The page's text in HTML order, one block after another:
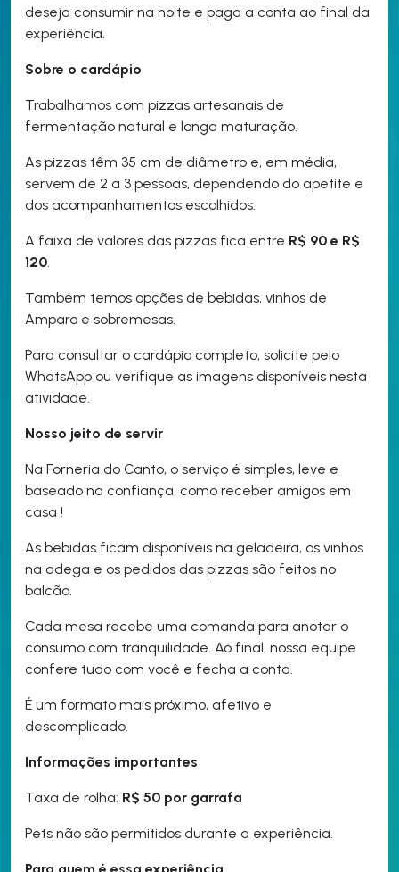
deseja consumir na noite e paga a conta ao final da
experiência.
Sobre o cardápio
Trabalhamos com pizzas artesanais de
fermentação natural e longa maturação.
As pizzas têm 35 cm de diâmetro e, em média,
servem de 2 a 3 pessoas, dependendo do apetite e
dos acompanhamentos escolhidos.
A faixa de valores das pizzas fica entre R$ 90 e R$
120
Também temos opções de bebidas, vinhos de
Amparo e sobremesas.
Para consultar o cardápio completo, solicite pelo
WhatsApp ou verifique as imagens disponíveis nesta
atividade.
Nosso jeito de servir
Na Forneria do Canto, o serviço é simples, leve e
baseado na confiança, como receber amigos em
casa !
As bebidas ficam disponíveis na geladeira, os vinhos
na adega e os pedidos das pizzas são feitos no
balcão.
Cada mesa recebe uma comanda para anotar o
consumo com tranquilidade. Ao final, nossa equipe
confere tudo com você e fecha a conta.
É um formato mais próximo, afetivo e
descomplicado.
Informações importantes
Taxa de rolha: R$ 50 por garrafa
Pets não são permitidos durante a experiência.
Para quem é essa experiência